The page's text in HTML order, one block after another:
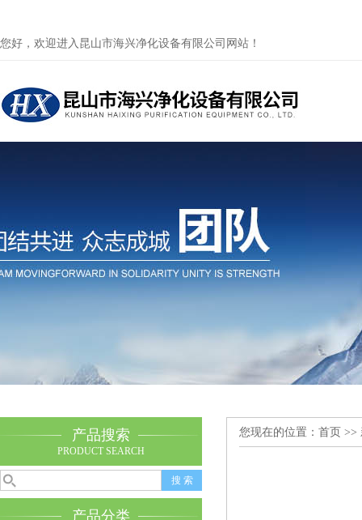
您好，欢迎进入昆山市海兴净化设备有限公司网站！
产品搜索
PRODUCT SEARCH
产品分类
您现在的位置： 首页 >>